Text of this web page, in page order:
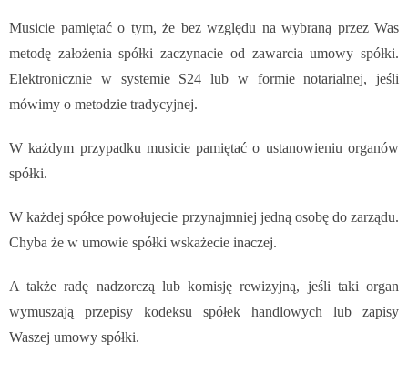
Musicie pamiętać o tym, że bez względu na wybraną przez Was
metodę założenia spółki zaczynacie od zawarcia umowy spółki.
Elektronicznie w systemie S24 lub w formie notarialnej, jeśli
mówimy o metodzie tradycyjnej.
W każdym przypadku musicie pamiętać o ustanowieniu organów
spółki.
W każdej spółce powołujecie przynajmniej jedną osobę do zarządu.
Chyba że w umowie spółki wskażecie inaczej.
A także radę nadzorczą lub komisję rewizyjną, jeśli taki organ
wymuszają przepisy kodeksu spółek handlowych lub zapisy
Waszej umowy spółki.